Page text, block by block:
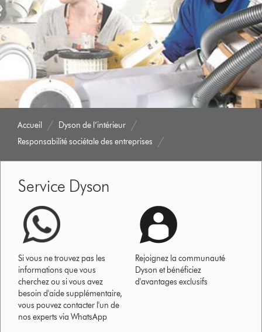
Accueil
Dyson de l’intérieur
Responsabilité sociétale des entreprises
Service Dyson
Si vous ne trouvez pas les
informations que vous
cherchez ou si vous avez
besoin d'aide supplémentaire,
vous pouvez contacter l'un de
nos experts via WhatsApp
Rejoignez la communauté
Dyson et bénéficiez
d'avantages exclusifs